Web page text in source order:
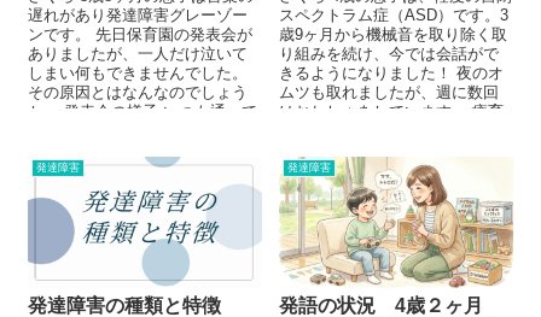
遅れがあり発達障害グレーゾー
ンです。 先日保育園の発表会が
ありましたが、一人だけ泣いて
しまい何もできませんでした。
その原因とはなんなのでしょう
か。 発表会の様子 いつも通って
スペクトラム症（ASD）です。3
歳9ヶ月から機械音を取り除く取
り組みを続け、今では会話がで
きるようになりました！ 夜のオ
ムツも取れましたが、週に数回
はおねしょをしています。 療育
発達障害
発達障害の種類と特徴
発達障害
発語の状況 4歳２ヶ月